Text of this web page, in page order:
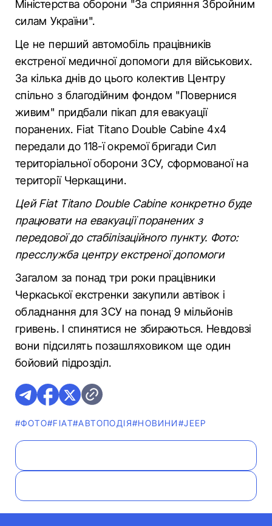
Міністерства оборони "За сприяння Збройним
силам України".
Це не перший автомобіль працівників
екстреної медичної допомоги для військових.
За кілька днів до цього колектив Центру
спільно з благодійним фондом "Повернися
живим" придбали пікап для евакуації
поранених. Fiat Titano Double Cabine 4х4
передали до 118-ї окремої бригади Сил
територіальної оборони ЗСУ, сформованої на
території Черкащини.
Цей Fiat Titano Double Cabine конкретно буде
працювати на евакуації поранених з
передової до стабілізаційного пункту. Фото:
пресслужба центру екстреної допомоги
Загалом за понад три роки працівники
Черкаської екстренки закупили автівок і
обладнання для ЗСУ на понад 9 мільйонів
гривень. І спинятися не збираються. Невдовзі
вони підсилять позашляховиком ще один
бойовий підрозділ.
#ФОТО#FIAT#АВТОПОДІЯ#НОВИНИ#JEEP